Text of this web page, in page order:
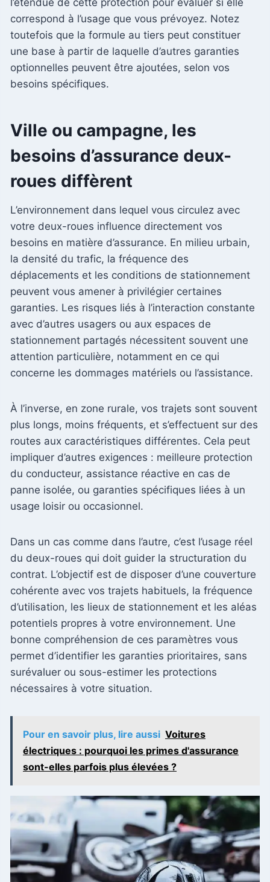
correspond à l’usage que vous prévoyez. Notez
toutefois que la formule au tiers peut constituer
une base à partir de laquelle d’autres garanties
optionnelles peuvent être ajoutées, selon vos
besoins spécifiques.
Ville ou campagne, les
besoins d’assurance deux-
roues diffèrent
L’environnement dans lequel vous circulez avec
votre deux-roues influence directement vos
besoins en matière d’assurance. En milieu urbain,
la densité du trafic, la fréquence des
déplacements et les conditions de stationnement
peuvent vous amener à privilégier certaines
garanties. Les risques liés à l’interaction constante
avec d’autres usagers ou aux espaces de
stationnement partagés nécessitent souvent une
attention particulière, notamment en ce qui
concerne les dommages matériels ou l’assistance.
À l’inverse, en zone rurale, vos trajets sont souvent
plus longs, moins fréquents, et s’effectuent sur des
routes aux caractéristiques différentes. Cela peut
impliquer d’autres exigences : meilleure protection
du conducteur, assistance réactive en cas de
panne isolée, ou garanties spécifiques liées à un
usage loisir ou occasionnel.
Dans un cas comme dans l’autre, c’est l’usage réel
du deux-roues qui doit guider la structuration du
contrat. L’objectif est de disposer d’une couverture
cohérente avec vos trajets habituels, la fréquence
d’utilisation, les lieux de stationnement et les aléas
potentiels propres à votre environnement. Une
bonne compréhension de ces paramètres vous
permet d’identifier les garanties prioritaires, sans
surévaluer ou sous-estimer les protections
nécessaires à votre situation.
Pour en savoir plus, lire aussi Voitures
électriques : pourquoi les primes d'assurance
sont-elles parfois plus élevées ?